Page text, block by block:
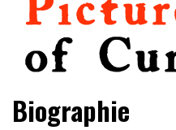
Pictures of Cure
Biographie